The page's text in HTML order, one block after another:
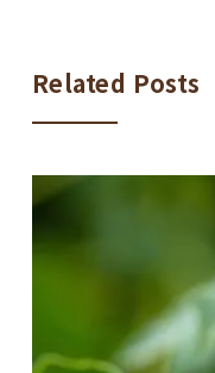
Related Posts